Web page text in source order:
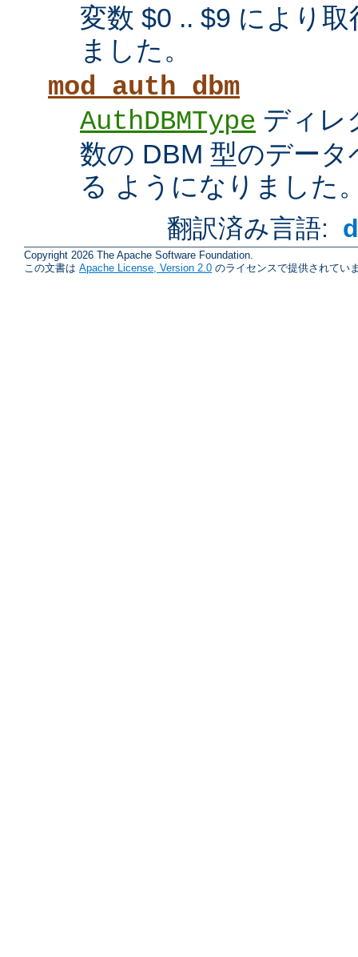
変数 $0 .. $9 により
ました。
mod_auth_dbm
AuthDBMType ディレ
数の DBM 型のデー
る ようになりました
翻訳済み言語:
Copyright 2026 The Apache Software Foundation.
この文書は Apache License, Version 2.0 のライセンスで提供されてい